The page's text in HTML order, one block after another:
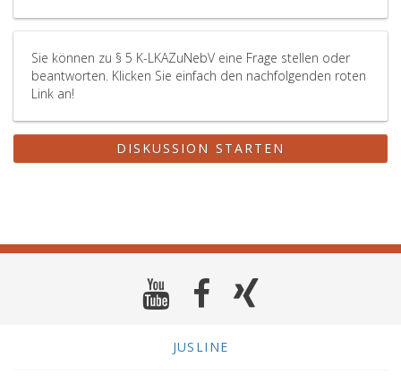
Sie können zu § 5 K-LKAZuNebV eine Frage stellen oder
beantworten. Klicken Sie einfach den nachfolgenden roten
Link an!
DISKUSSION STARTEN
JUSLINE